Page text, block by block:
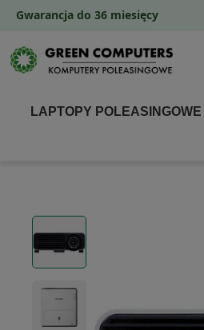
LAPTOPY POLEASINGOWE
Gwarancja do 36 miesięcy